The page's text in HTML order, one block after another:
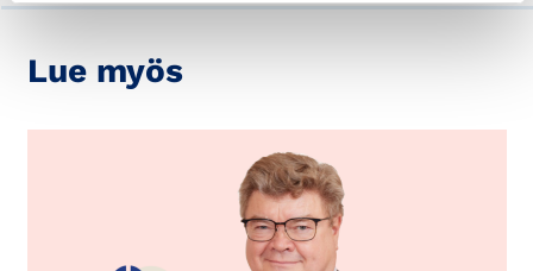
Lue myös